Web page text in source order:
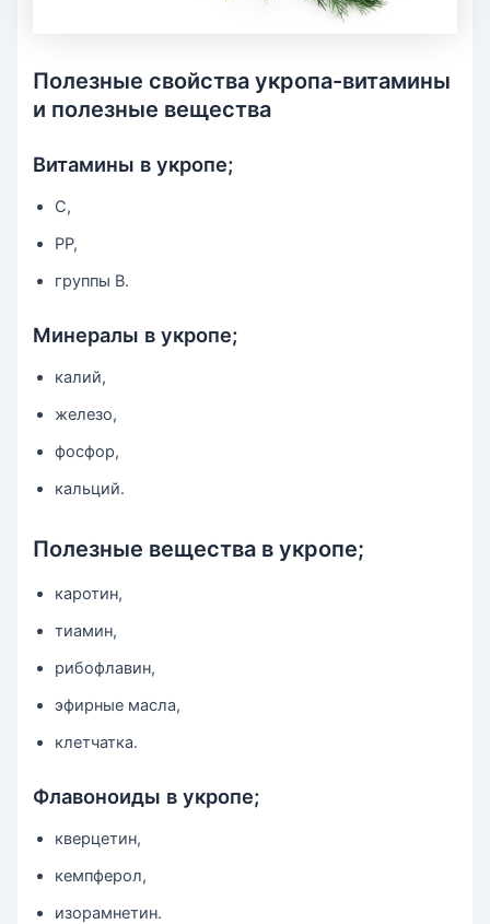
Полезные свойства укропа-витамины
и полезные вещества
Витамины в укропе;
С,
РР,
группы В.
Минералы в укропе;
калий,
железо,
фосфор,
кальций.
Полезные вещества в укропе;
каротин,
тиамин,
рибофлавин,
эфирные масла,
клетчатка.
Флавоноиды в укропе;
кверцетин,
кемпферол,
изорамнетин.